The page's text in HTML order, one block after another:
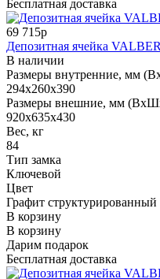
Бесплатная доставка
69 715р
Депозитная ячейка
В наличии
Размеры внутренние, мм
294x260x390
Размеры внешние, мм
920x635x430
Вес, кг
84
Тип замка
Ключевой
Цвет
Графит структурированный
В корзину
В корзину
Дарим подарок
Бесплатная доставка